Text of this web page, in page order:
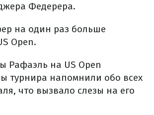
Федерера.
на один раз больше
Open.
Рафаэль на US Open
турнира напомнили обо всех
что вызвало слезы на его